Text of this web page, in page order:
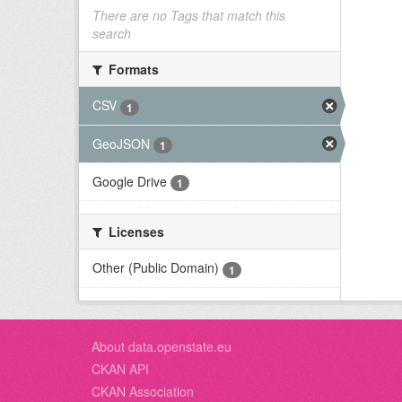
There are no Tags that match this
search
Formats
CSV
1
GeoJSON 1
Google Drive 1
Licenses
Other (Public Domain)
1
About data.openstate.eu
CKAN API
CKAN Association